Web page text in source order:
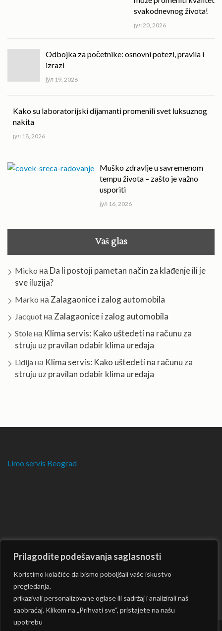
Prilagodite podešavanja saglasnosti
Koristimo kolačiće da bismo poboljšali vaše iskustvo
pregledanja,
prikazivali personalizovane oglase ili sadržaj i analizirali naš
saobraćaj. Klikom na „Prihvati sve“, pristajete na našu
upotrebu
svakodnevnog života!
јул 20, 2026
Odbojka za početnike: osnovni potezi, pravila i
izrazi
јул 19, 2026
Kako su laboratorijski dijamanti promenili svet luksuznog
nakita
јул 18, 2026
Muško zdravlje u savremenom
tempu života – zašto je važno
usporiti
јул 16, 2026
Vaš glas
Micko на Da li postoji pametan način za klađenje ili je
sve iluzija?
Marko на Zalagaonice i zalog automobila
Jacquot на Zalagaonice i zalog automobila
Stole на Klima servis: Kako uštedeti na računu za
struju uz pravilan odabir klima uređaja
Lidija на Klima servis: Kako uštedeti na računu za
struju uz pravilan odabir klima uređaja
Limo servis Beograd